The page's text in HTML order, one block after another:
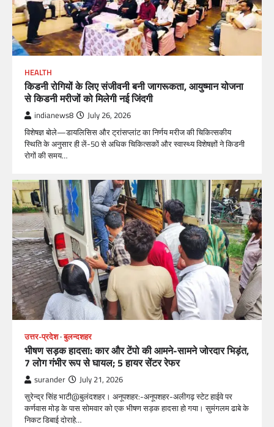
HEALTH
किडनी रोगियों के लिए संजीवनी बनी जागरूकता, आयुष्मान योजना
से किडनी मरीजों को मिलेगी नई जिंदगी
indianews8 July 26, 2026
विशेषज्ञ बोले—डायलिसिस और ट्रांसप्लांट का निर्णय मरीज की चिकित्सकीय
स्थिति के अनुसार ही लें-50 से अधिक चिकित्सकों और स्वास्थ्य विशेषज्ञों ने किडनी
रोगों की समय…
उत्तर-प्रदेश बुलन्दशहर
भीषण सड़क हादसा: कार और टेंपो की आमने-सामने जोरदार भिड़ंत,
7 लोग गंभीर रूप से घायल; 5 हायर सेंटर रेफर​
surander July 21, 2026
सुरेन्द्र सिंह भाटी@बुलंदशहर। अनूपशहर:-अनूपशहर-अलीगढ़ स्टेट हाईवे पर
कर्णवास मोड़ के पास सोमवार को एक भीषण सड़क हादसा हो गया। सुमंगलम ढाबे के
निकट डिबाई दोराहे…